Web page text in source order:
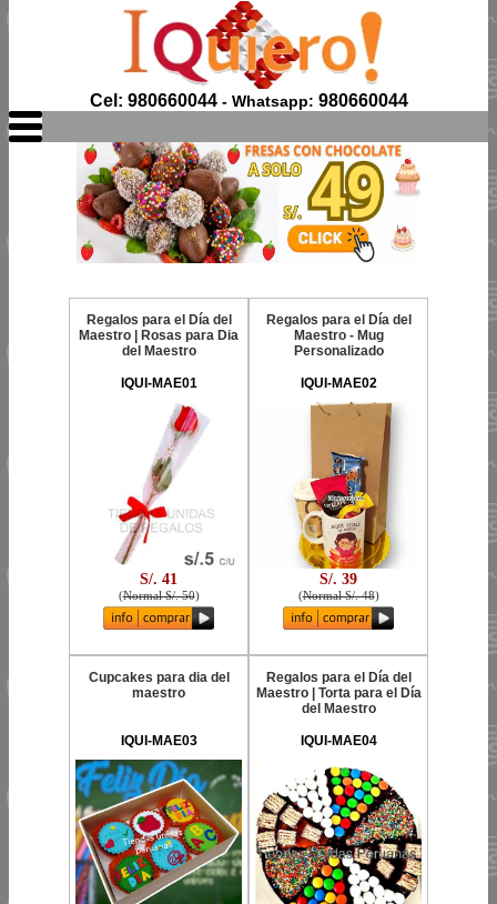
Cel: 980660044- Whatsapp: 980660044
Regalos para el Día del
Maestro | Rosas para Dia
del Maestro
IQUI-MAE01
S/. 41
(Normal S/. 50)
Regalos para el Día del
Maestro - Mug
Personalizado
IQUI-MAE02
S/. 39
(Normal S/. 48)
Cupcakes para dia del
maestro
IQUI-MAE03
Regalos para el Día del
Maestro | Torta para el Día
del Maestro
IQUI-MAE04